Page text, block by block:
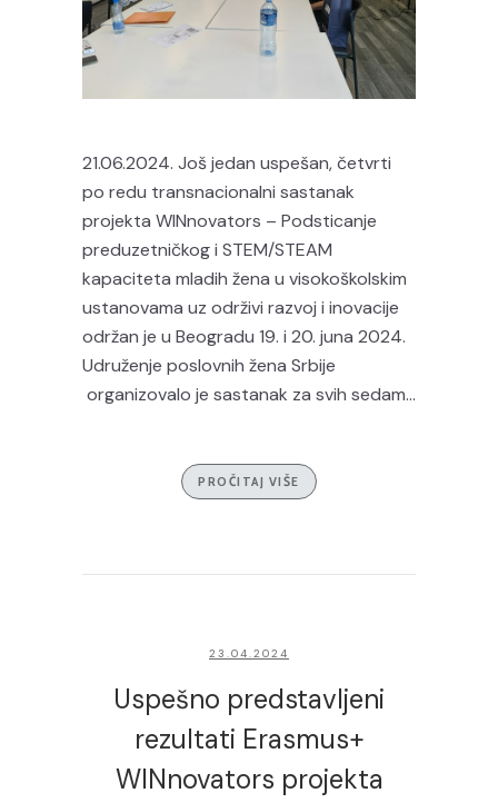
21.06.2024. Još jedan uspešan, četvrti
po redu transnacionalni sastanak
projekta WINnovators – Podsticanje
preduzetničkog i STEM/STEAM
kapaciteta mladih žena u visokoškolskim
ustanovama uz održivi razvoj i inovacije
održan je u Beogradu 19. i 20. juna 2024.
Udruženje poslovnih žena Srbije
organizovalo je sastanak za svih sedam...
PROČITAJ VIŠE
23.04.2024
Uspešno predstavljeni
rezultati Erasmus+
WINnovators projekta